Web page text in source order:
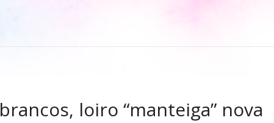
loiro “manteiga” nova